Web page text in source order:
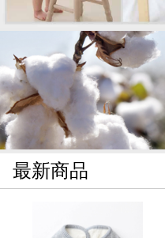
最新商品